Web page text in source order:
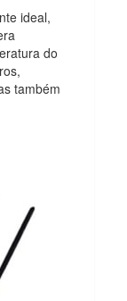
ideal,
do
também